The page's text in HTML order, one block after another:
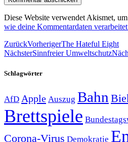
Diese Website verwendet Akismet,
wie deine Kommentardaten
ZurückVorherigerThe Hateful Eight
NächsterSinnfreier Umweltschutz
Schlagwörter
AfD Apple Auszug Bahn
Brettspiele
Corona-Virus Demokratie